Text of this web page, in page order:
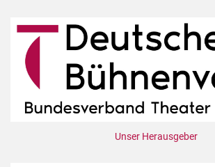
Unser Herausgeber